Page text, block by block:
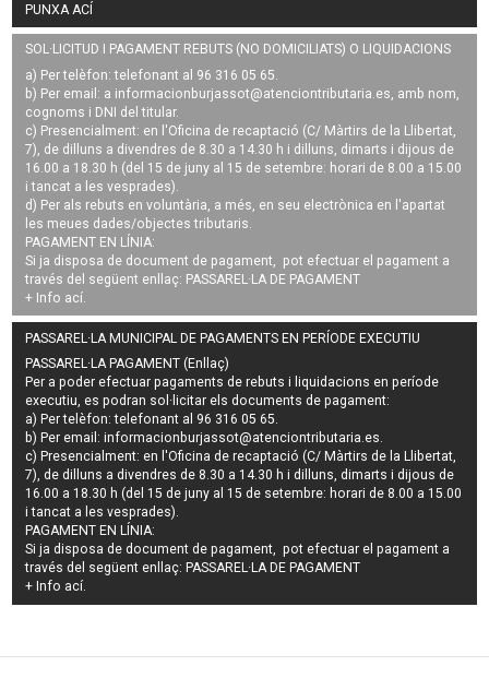
PUNXA ACÍ
SOL·LICITUD I PAGAMENT REBUTS (NO DOMICILIATS) O LIQUIDACIONS
a) Per telèfon: telefonant al 96 316 05 65.
b) Per email: a informacionburjassot@atenciontributaria.es, amb nom,
cognoms i DNI del titular.
c) Presencialment: en l'Oficina de recaptació (C/ Màrtirs de la Llibertat,
7), de dilluns a divendres de 8.30 a 14.30 h i dilluns, dimarts i dijous de
16.00 a 18.30 h (del 15 de juny al 15 de setembre: horari de 8.00 a 15.00
i tancat a les vesprades).
d) Per als rebuts en voluntària, a més, en seu electrònica en l'apartat
les meues dades/objectes tributaris.
PAGAMENT EN LÍNIA:
Si ja disposa de document de pagament, pot efectuar el pagament a
través del següent enllaç: PASSAREL·LA DE PAGAMENT
+ Info ací.
PASSAREL·LA MUNICIPAL DE PAGAMENTS EN PERÍODE EXECUTIU
PASSAREL·LA PAGAMENT (Enllaç)
Per a poder efectuar pagaments derebuts i liquidacions en període
executiu, es podran sol·licitar els documents de pagament:
a) Per telèfon: telefonant al 96 316 05 65.
b) Per email:informacionburjassot@atenciontributaria.es.
c) Presencialment: en l'Oficina de recaptació (C/ Màrtirs de la Llibertat,
7), de dilluns a divendres de 8.30 a 14.30 h i dilluns, dimarts i dijous de
16.00 a 18.30 h (del 15 de juny al 15 de setembre: horari de 8.00 a 15.00
i tancat a les vesprades).
PAGAMENT EN LÍNIA:
Si ja disposa de document de pagament, pot efectuar el pagament a
través del següent enllaç: PASSAREL·LA DE PAGAMENT
+ Info ací.